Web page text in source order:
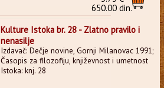
650.00 din.
Kulture Istoka br. 28 - Zlatno pravilo i
nenasilje
Izdavač: Dečje novine, Gornji Milanovac 1991;
Časopis za filozofiju, književnost i umetnost
Istoka: knj. 28